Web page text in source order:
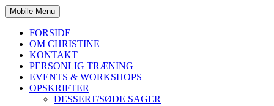
Mobile Menu
FORSIDE
OM CHRISTINE
KONTAKT
PERSONLIG TRÆNING
EVENTS & WORKSHOPS
OPSKRIFTER
DESSERT/SØDE SAGER